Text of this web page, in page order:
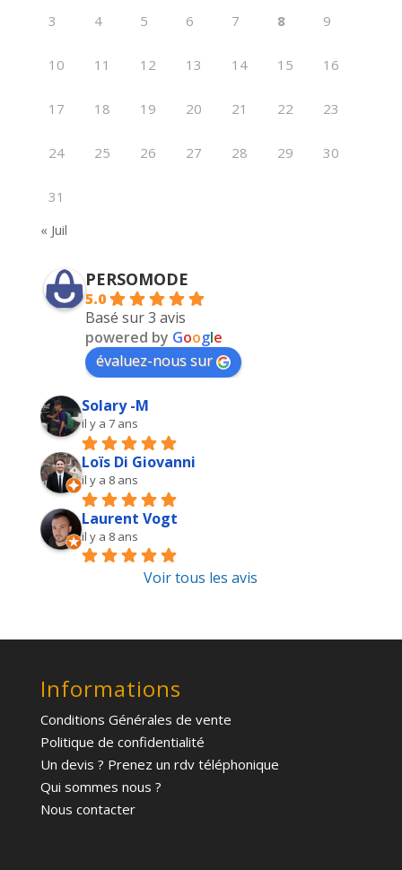
3 4 5 6 7 8 9
10 11 12 13 14 15 16
17 18 19 20 21 22 23
24 25 26 27 28 29 30
31
« Juil
PERSOMODE
5.0
Basé sur 3 avis
powered by Google
évaluez-nous sur
Solary -M
il y a 7 ans
Loïs Di Giovanni
il y a 8 ans
Laurent Vogt
il y a 8 ans
Voir tous les avis
Informations
Conditions Générales de vente
Politique de confidentialité
Un devis ? Prenez un rdv téléphonique
Qui sommes nous ?
Nous contacter